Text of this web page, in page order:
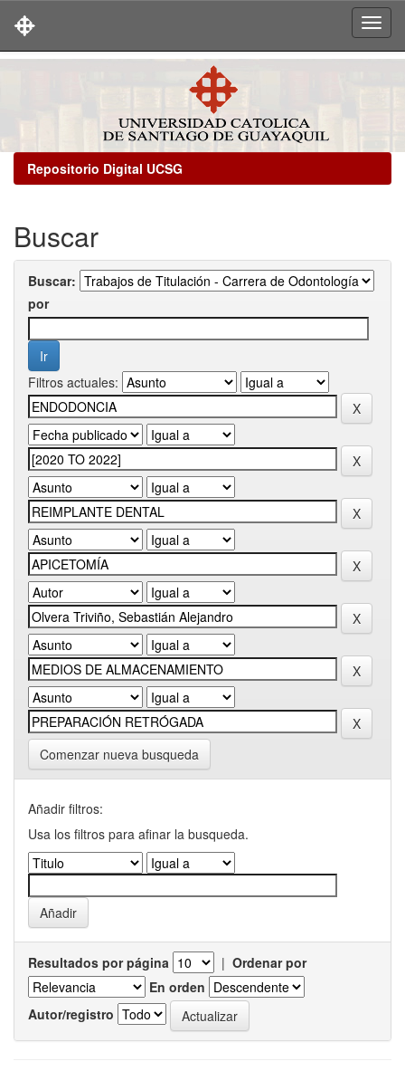
Repositorio Digital UCSG
Buscar
Buscar:
por
Filtros actuales:
Comenzar nueva busqueda
Añadir filtros:
Usa los filtros para afinar la busqueda.
Resultados por página | Ordenar por
En orden
Autor/registro